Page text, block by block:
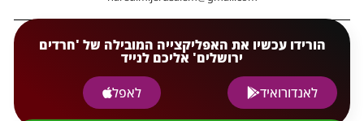
הורידו עכשיו את האפליקצייה המובילה של 'חרדים
ירושלים' אליכם לנייד
לאנדורואיד
לאפל